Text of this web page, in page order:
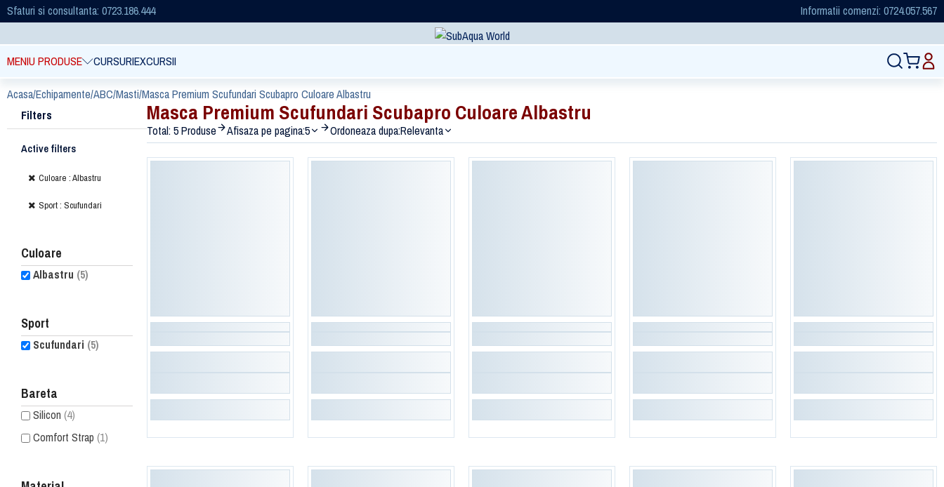
Sfaturi si consultanta: 0723.186.444 Informatii comenzi: 0724.057.567
MENIU PRODUSE CURSURIEXCURSII
Acasa/Echipamente/ABC/Masti/Masca Premium Scufundari Scubapro Culoare Albastru
Filters
Active filters
Culoare : Albastru
Sport : Scufundari
Culoare
Albastru (5)
Sport
Scufundari (5)
Bareta
Silicon (4)
Comfort Strap (1)
Masca Premium Scufundari Scubapro Culoare Albastru
Total: 5 Produse Afisaza pe pagina:5 Ordoneaza dupa:Relevanta